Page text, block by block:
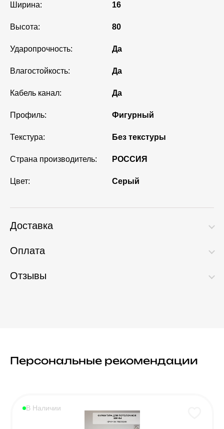
Ширина: 16
Высота: 80
Ударопрочность: Да
Влагостойкость: Да
Кабель канал: Да
Профиль: Фигурный
Текстура: Без текстуры
Страна производитель: РОССИЯ
Цвет: Серый
Доставка
Оплата
Отзывы
Персональные рекомендации
В Наличии